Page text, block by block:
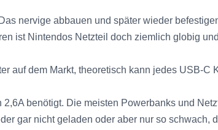
nervige abbauen und später wieder
ist Nintendos Netzteil doch ziemlich globig und
auf dem Markt, theoretisch kann jedes USB-C
benötigt. Die meisten Powerbanks und
gar nicht geladen oder aber nur so schwach,